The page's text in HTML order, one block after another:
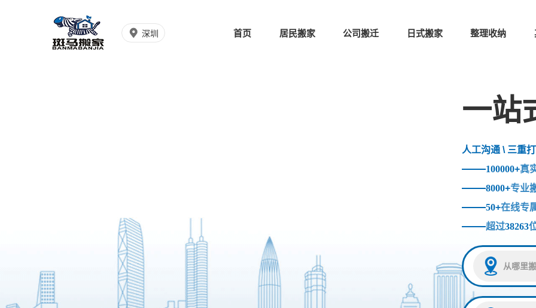
深圳 首页 居民搬家 公司搬迁 日式搬家 整理收纳
一站
人工沟通 \ 三重
100000+真
8000+专业
50+在线专
超过38263